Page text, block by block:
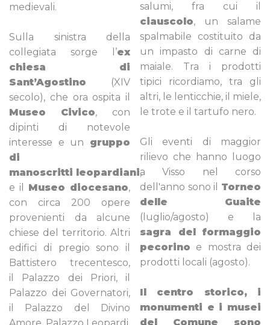
medievali.
Sulla sinistra della
collegiata sorge l’ex
chiesa di
Sant’Agostino (XIV
secolo), che ora ospita il
Museo Civico, con
dipinti di notevole
interesse e un gruppo
di
manoscritti leopardiani,
e il Museo diocesano,
con circa 200 opere
provenienti da alcune
chiese del territorio. Altri
edifici di pregio sono il
Battistero trecentesco,
il Palazzo dei Priori, il
Palazzo dei Governatori,
il Palazzo del Divino
salumi, fra cui il
ciauscolo, un salame
spalmabile costituito da
un impasto di carne di
maiale. Tra i prodotti
tipici ricordiamo, tra gli
altri, le lenticchie, il miele,
le trote e il tartufo nero.
Gli eventi di maggior
rilievo che hanno luogo
a Visso nel corso
dell'anno sono il Torneo
delle Guaite
(luglio/agosto) e la
sagra del formaggio
pecorino e mostra dei
prodotti locali (agosto).
Il centro storico, i
monumenti e i musei
del Comune sono